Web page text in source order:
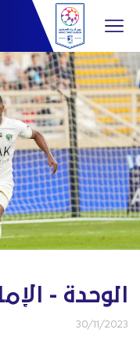
الوحدة -
30/11/2023